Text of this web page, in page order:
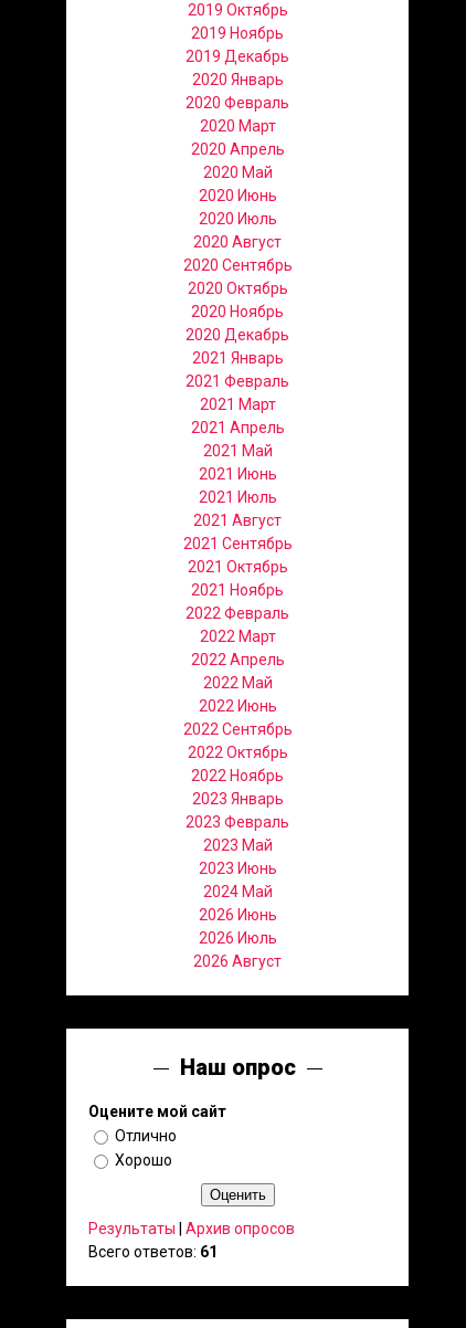
2019 Октябрь
2019 Ноябрь
2019 Декабрь
2020 Январь
2020 Февраль
2020 Март
2020 Апрель
2020 Май
2020 Июнь
2020 Июль
2020 Август
2020 Сентябрь
2020 Октябрь
2020 Ноябрь
2020 Декабрь
2021 Январь
2021 Февраль
2021 Март
2021 Апрель
2021 Май
2021 Июнь
2021 Июль
2021 Август
2021 Сентябрь
2021 Октябрь
2021 Ноябрь
2022 Февраль
2022 Март
2022 Апрель
2022 Май
2022 Июнь
2022 Сентябрь
2022 Октябрь
2022 Ноябрь
2023 Январь
2023 Февраль
2023 Май
2023 Июнь
2024 Май
2026 Июнь
2026 Июль
2026 Август
Наш опрос
Оцените мой сайт
Отлично
Хорошо
Результаты
Архив опросов
Всего ответов: 61